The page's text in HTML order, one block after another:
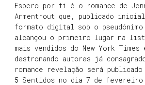
Espero por ti é o romance de
Armentrout que, publicado
formato digital sob o pseudónimo
alcançou o primeiro lugar na
mais vendidos do New York Times
destronando autores já
romance revelação será
5 Sentidos no dia 7 de fevereiro.